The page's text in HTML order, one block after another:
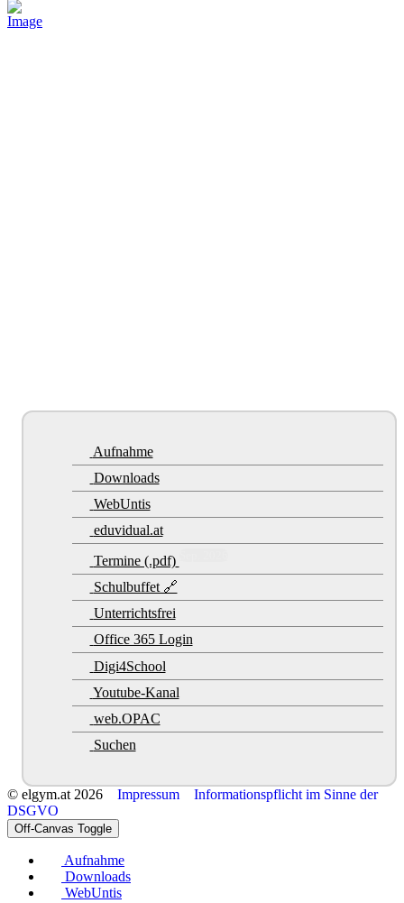
Aufnahme
Downloads
WebUntis
eduvidual.at
Termine (.pdf)
Schulbuffet 🔗
Unterrichtsfrei
Office 365 Login
Digi4School
Youtube-Kanal
web.OPAC
Suchen
© elgym.at 2026 Impressum
Informationspflicht im Sinne der
DSGVO
Off-Canvas Toggle
Aufnahme
Downloads
WebUntis